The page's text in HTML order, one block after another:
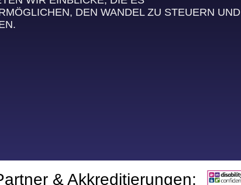
DEN WANDEL ZU STEUERN UND
& Akkreditierungen: